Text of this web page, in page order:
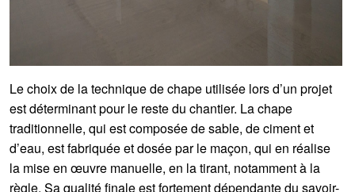
Le choix de la technique de chape utilisée lors d’un projet
est déterminant pour le reste du chantier. La chape
traditionnelle, qui est composée de sable, de ciment et
d’eau, est fabriquée et dosée par le maçon, qui en réalise
la mise en œuvre manuelle, en la tirant, notamment à la
règle. Sa qualité finale est fortement dépendante du savoir-